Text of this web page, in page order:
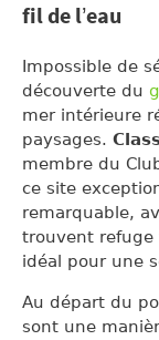
fil de l’eau
Impossible de
découverte du
mer intérieure
paysages.
membre du
ce site
remarquable,
trouvent refuge
idéal pour une
Au départ du
sont une